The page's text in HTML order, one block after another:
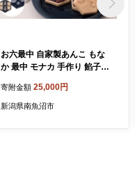
お六最中 自家製あんこ もな
か 最中 モナカ 手作り 餡子
き菓子 セット 菓子詰合せ 詰
め合わせ 手土産 スイーツ 贈
寄附金額 25,000円
新潟県南魚沼市